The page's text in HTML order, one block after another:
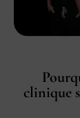
clinique